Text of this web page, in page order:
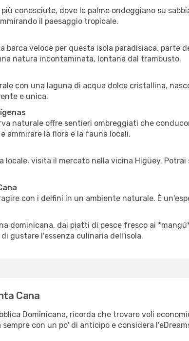
conosciute, dove le palme ondeggiano su
il paesaggio tropicale.
barca veloce per questa isola paradisiaca, parte
natura incontaminata, lontana dal trambusto.
con una laguna di acqua dolce cristallina,
e unica.
naturale offre sentieri ombreggiati che
ammirare la flora e la fauna locali.
locale, visita il mercato nella vicina Higüey.
con i delfini in un ambiente naturale. È
dominicana, dai piatti di pesce fresco ai
gustare l'essenza culinaria dell'isola.
Cana
Dominicana, ricorda che trovare voli
con un po' di anticipo e considera